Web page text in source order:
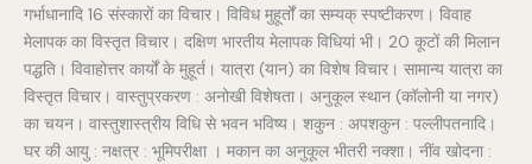
w
गर्भाधानादि 16 संस्कारों का विचार। विविध मुहूर्तों का सम्यक् स्पष्टीकरण। विवाह
मेलापक का विस्तृत विचार। दक्षिण भारतीय मेलापक विधियां भी। 20 कूटों की मिलान
पद्धति। विवाहोत्तर कार्यों के मुहूर्त। यात्रा (यान) का विशेष विचार। सामान्य यात्रा का
विस्तृत विचार। वास्तुप्रकरण : अनोखी विशेषता। अनुकूल स्थान (कॉलोनी या नगर)
का चयन। वास्तुशास्त्रीय विधि से भवन भविष्य। शकुन : अपशकुन : पल्लीपतनादि।
घर की आयु : नक्षत्र : भूमिपरीक्षा । मकान का अनुकूल भीतरी नक्शा। नींव खोदना :